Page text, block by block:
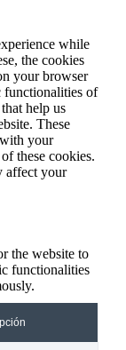
while
the cookies
your browser
functionalities of
help us
These
your
these cookies.
affect your
the website to
functionalities